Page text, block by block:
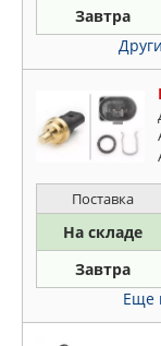
Завтра
Поставка
На складе
Завтра
Еще